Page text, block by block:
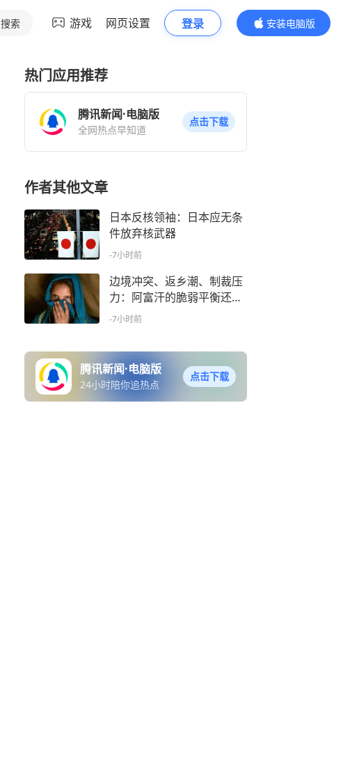
搜索 游戏 网页设置 登录
安装电脑版
内容更精彩
热门应用推荐
腾讯新闻·电脑版
全网热点早知道
点击下载
作者其他文章
日本反核领袖：日本应无条
件放弃核武器
-7小时前
边境冲突、返乡潮、制裁压
力：阿富汗的脆弱平衡还能
维持多久？
-7小时前
腾讯新闻·电脑版
24小时陪你追热点
点击下载